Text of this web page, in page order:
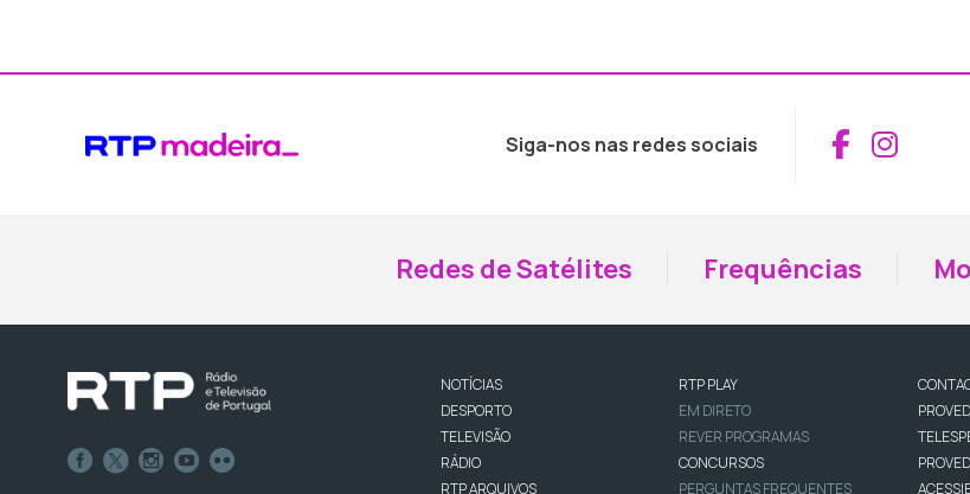
Siga-nos nas redes sociais Aceder
Redes de Satélites Frequências
NOTÍCIAS
DESPORTO
TELEVISÃO
RÁDIO
RTP ARQUIVOS
RTP PLAY
EM DIRETO
REVER PROGRAMAS
CONCURSOS
PERGUNTAS FREQUENTES